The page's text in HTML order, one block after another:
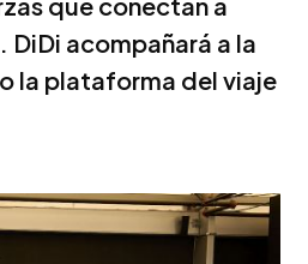
acompañará a la
la plataforma del viaje